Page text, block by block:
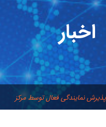
اخبار
پذیرش نمایندگی فعال توسط مرکز